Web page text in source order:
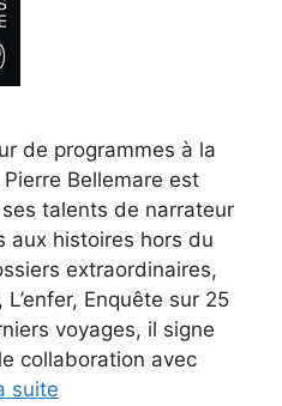
de programmes à la
Bellemare est
talents de narrateur
aux histoires hors du
extraordinaires,
Enquête sur 25
voyages, il signe
collaboration avec
suite